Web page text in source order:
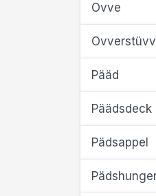
Ovve
Pääd
Päädsdeck
Pädsappel